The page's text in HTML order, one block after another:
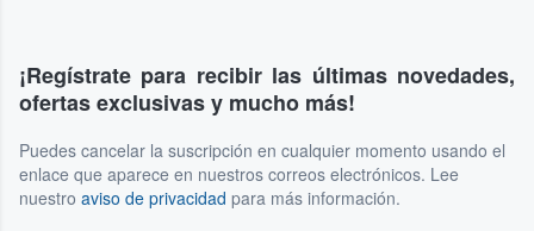
¡Regístrate para recibir las últimas novedades,
ofertas exclusivas y mucho más!
Puedes cancelar la suscripción en cualquier momento usando el
enlace que aparece en nuestros correos electrónicos. Lee
nuestro aviso de privacidad para más información.